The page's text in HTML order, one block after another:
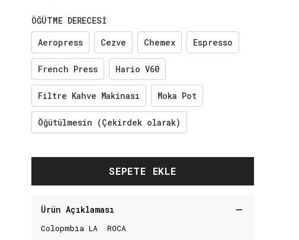
ÖĞÜTME DERECESİ
Aeropress
Cezve Chemex Espresso
French Press Hario V60
Filtre Kahve Makinası Moka Pot
Öğütülmesin (Çekirdek olarak)
SEPETE EKLE
Ürün Açıklaması
Colopmbia LA ROCA